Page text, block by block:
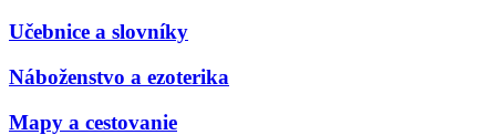
Učebnice a slovníky
Náboženstvo a ezoterika
Mapy a cestovanie